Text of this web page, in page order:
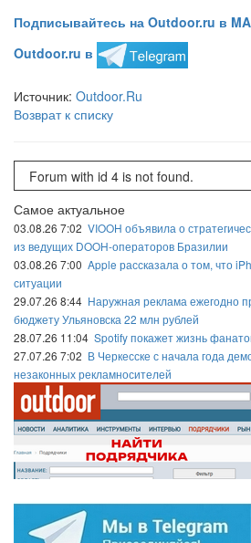
Подписывайтесь на Outdoor.ru в
Outdoor.ru в
Источник: Outdoor.Ru
Возврат к списку
Forum with id 4 is not found.
Самое актуальное
03.08.26 7:02 VIOOH объявила о
из ведущих DOOH-операторов Бразилии
03.08.26 7:00 Apple рассказала о том, что
ситуации
29.07.26 8:44 Наружная реклама ежегодно
бюджету Ульяновска 22 млн рублей
28.07.26 11:04 Spotify покажет жизнь
27.07.26 7:02 В Черкесске с начала года
незаконных рекламносителей